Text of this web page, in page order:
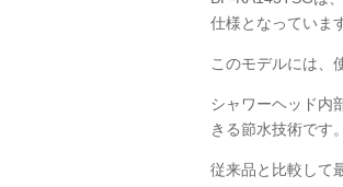
仕様となっていま
このモデルには、
シャワーヘッド内
きる節水技術です。
従来品と比較して